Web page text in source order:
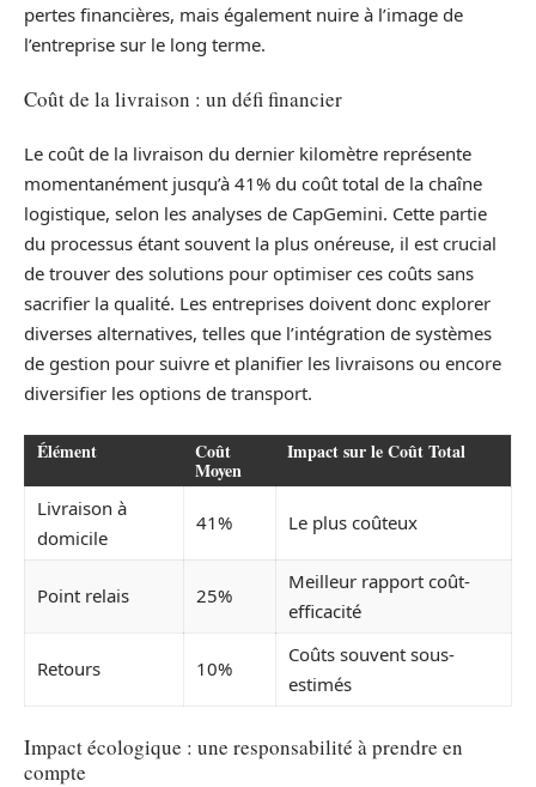
pertes financières, mais également nuire à l’image de
l’entreprise sur le long terme.
Coût de la livraison : un défi financier
Le coût de la livraison du dernier kilomètre représente
momentanément jusqu’à 41% du coût total de la chaîne
logistique, selon les analyses de CapGemini. Cette partie
du processus étant souvent la plus onéreuse, il est crucial
de trouver des solutions pour optimiser ces coûts sans
sacrifier la qualité. Les entreprises doivent donc explorer
diverses alternatives, telles que l’intégration de systèmes
de gestion pour suivre et planifier les livraisons ou encore
diversifier les options de transport.
Élément Coût
Moyen
Impact sur le Coût Total
Livraison à
domicile
41% Le plus coûteux
Point relais 25%
Meilleur rapport coût-
efficacité
Retours 10%
Coûts souvent sous-
estimés
Impact écologique : une responsabilité à prendre en
compte